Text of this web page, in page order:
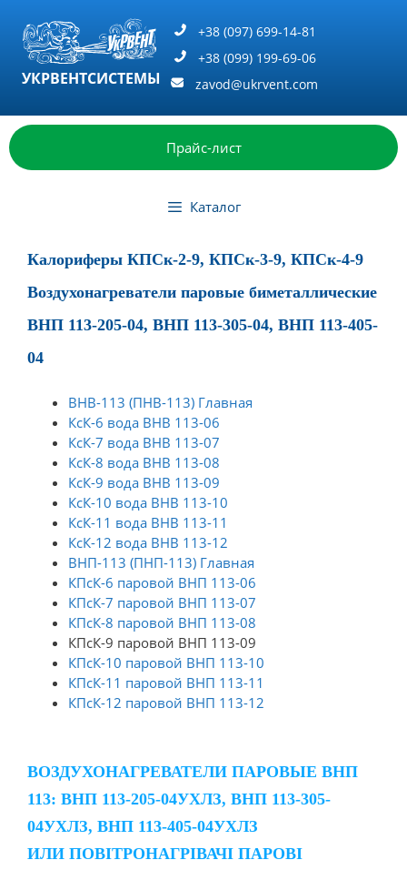
содержимому
УКРВЕНТСИСТЕМЫ
+38 (097) 699-14-81
+38 (099) 199-69-06
zavod@ukrvent.com
Прайс-лист
Каталог
Калориферы КПСк-2-9, КПСк-3-9, КПСк-4-9
Воздухонагреватели паровые биметаллические
ВНП 113-205-04, ВНП 113-305-04, ВНП 113-405-
04
ВНВ-113 (ПНВ-113) Главная
КсК-6 вода ВНВ 113-06
КсК-7 вода ВНВ 113-07
КсК-8 вода ВНВ 113-08
КсК-9 вода ВНВ 113-09
КсК-10 вода ВНВ 113-10
КсК-11 вода ВНВ 113-11
КсК-12 вода ВНВ 113-12
ВНП-113 (ПНП-113) Главная
КПсК-6 паровой ВНП 113-06
КПсК-7 паровой ВНП 113-07
КПсК-8 паровой ВНП 113-08
КПсК-9 паровой ВНП 113-09
КПсК-10 паровой ВНП 113-10
КПсК-11 паровой ВНП 113-11
КПсК-12 паровой ВНП 113-12
ВОЗДУХОНАГРЕВАТЕЛИ ПАРОВЫЕ ВНП
113: ВНП 113-205-04УХЛЗ, ВНП 113-305-
04УХЛЗ, ВНП 113-405-04УХЛЗ
ИЛИ ПОВІТРОНАГРІВАЧI ПАРОВІ